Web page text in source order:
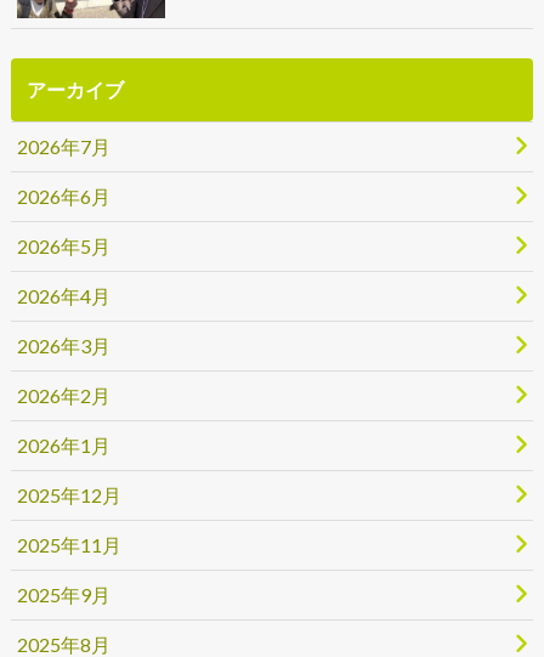
アーカイブ
2026年7月
2026年6月
2026年5月
2026年4月
2026年3月
2026年2月
2026年1月
2025年12月
2025年11月
2025年9月
2025年8月